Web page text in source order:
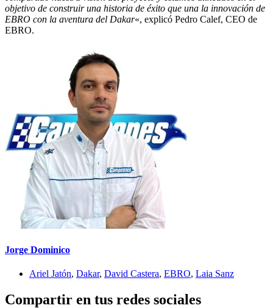
objetivo de construir una historia de éxito que una la innovación de
EBRO con la aventura del Dakar«, explicó Pedro Calef, CEO de
EBRO.
Jorge Dominico
Ariel Jatón, Dakar, David Castera, EBRO, Laia Sanz
Compartir en tus redes sociales